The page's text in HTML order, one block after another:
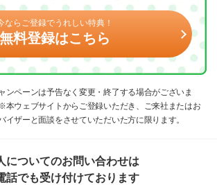
ならご登録でうれしい特典！
無料登録はこちら
ンペーンは予告なく変更・終了する場合がございま
本ウェブサイトからご登録いただき、ご来社またはお
イザーと面談をさせていただいた方に限ります。
についてのお問い合わせは
話でも受け付けております